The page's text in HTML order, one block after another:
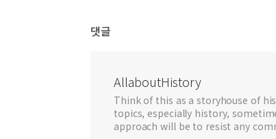
댓글
AllaboutHistory
Think of this as a storyhouse of
topics, especially history,
approach will be to resist any